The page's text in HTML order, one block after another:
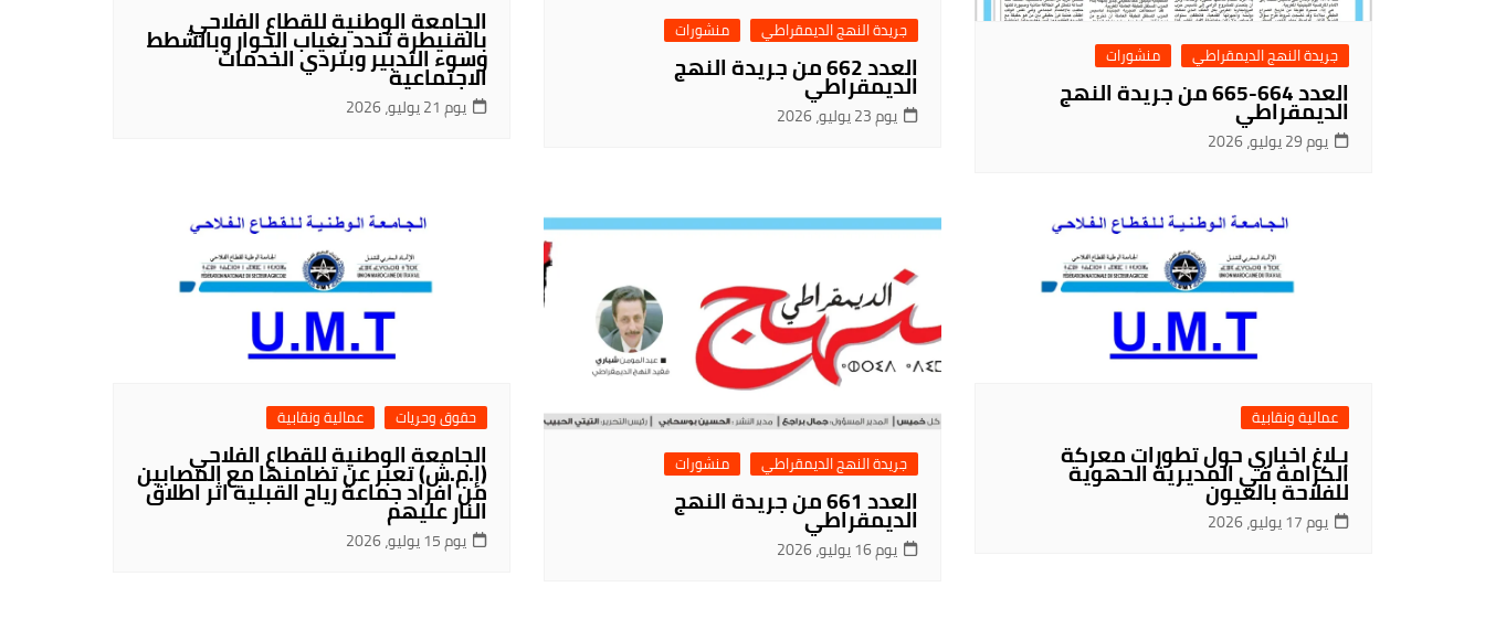
جريدة النهج الديمقراطي منشورات
العدد 664-665 من جريدة النهج الديمقراطي
يوم 29 يوليو، 2026
جريدة النهج الديمقراطي منشورات
العدد 662 من جريدة النهجالديمقراطي
يوم 23 يوليو، 2026
الجامعة الوطنية للقطاع الفلاحي
بالقنيطرة تندد بغياب الحوار وبالشطط
وسوء التدبير وبتردي الخدمات
الاجتماعية
يوم 21 يوليو، 2026
عمالية ونقابية
بـلاغ اخباري حول تطورات معركة
الكرامة في المديرية الحهوية
للفلاحة بالعيون
يوم 17 يوليو، 2026
جريدة النهج الديمقراطي منشورات
العدد 661 من جريدة النهجالديمقراطي
يوم 16 يوليو، 2026
حقوق وحريات عمالية ونقابية
الجامعة الوطنية للقطاع الفلاحي
(إ.م.ش) تعبر عن تضامنها مع المصابين
من افراد جماعة رياح القبلية اثر اطلاق
النار عليهم
يوم 15 يوليو، 2026